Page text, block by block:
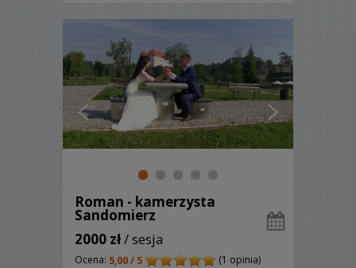
zadowolenie j...
Roman - kamerzysta
Sandomierz
2000 zł/ sesja
Ocena: 5,00 / 5
(1 opinia)